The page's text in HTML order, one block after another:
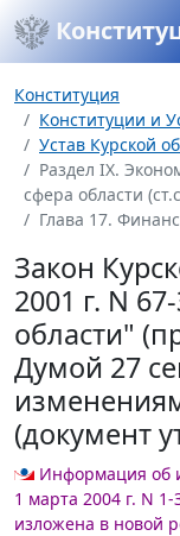
Конституция
Конституции и
Устав Курской
Раздел IX.
сфера области
Глава 17.
Закон
2001 г. N
области"
Думой 27
(документ
Информация об
1 марта 2004 г. N
изложена в новой